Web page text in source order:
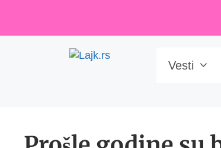
content
Vesti